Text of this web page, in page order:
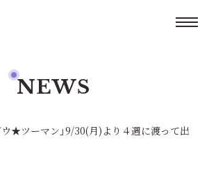
NEWS
ウ★ツーマン」9/30(月)より４週に渡って出